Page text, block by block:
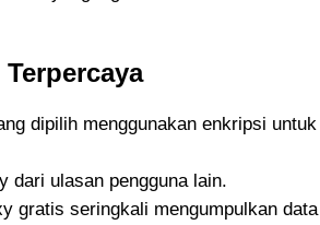
dipilih menggunakan enkripsi untuk
dari ulasan pengguna lain.
gratis seringkali mengumpulkan data